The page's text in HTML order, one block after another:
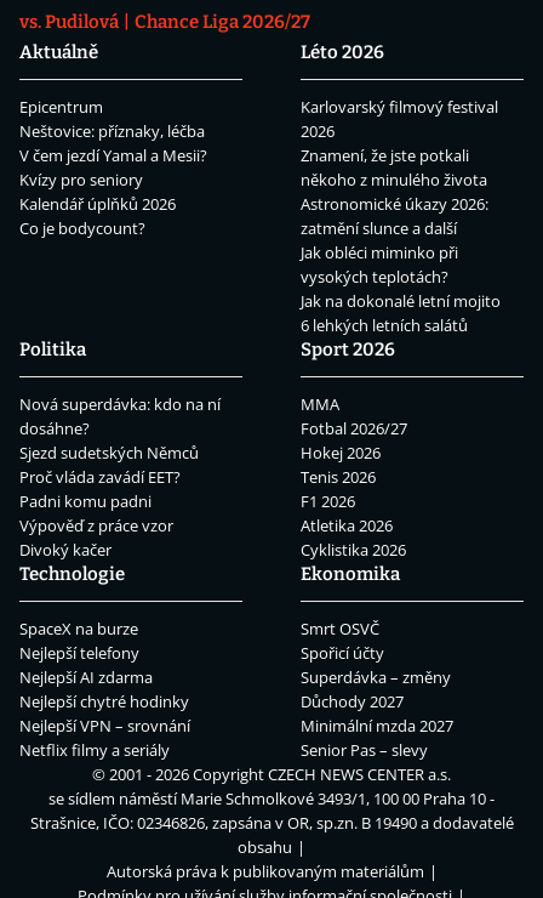
vs. Pudilová
Chance Liga 2026/27
Aktuálně
Epicentrum
Neštovice: příznaky, léčba
V čem jezdí Yamal a Mesii?
Kvízy pro seniory
Kalendář úplňků 2026
Co je bodycount?
Léto 2026
Karlovarský filmový festival
2026
Znamení, že jste potkali
někoho z minulého života
Astronomické úkazy 2026:
zatmění slunce a další
Jak obléci miminko při
vysokých teplotách?
Jak na dokonalé letní mojito
6 lehkých letních salátů
Politika
Nová superdávka: kdo na ní
dosáhne?
Sjezd sudetských Němců
Proč vláda zavádí EET?
Padni komu padni
Výpověď z práce vzor
Divoký kačer
Sport 2026
MMA
Fotbal 2026/27
Hokej 2026
Tenis 2026
F1 2026
Atletika 2026
Cyklistika 2026
Technologie
SpaceX na burze
Nejlepší telefony
Nejlepší AI zdarma
Nejlepší chytré hodinky
Nejlepší VPN – srovnání
Netflix filmy a seriály
Ekonomika
Smrt OSVČ
Spořicí účty
Superdávka – změny
Důchody 2027
Minimální mzda 2027
Senior Pas – slevy
© 2001 - 2026 CopyrightCZECH NEWS CENTER a.s.
se sídlem náměstí Marie Schmolkové 3493/1, 100 00 Praha 10 -
Strašnice, IČO: 02346826, zapsána v OR, sp.zn. B 19490 a dodavatelé
obsahu
Autorská práva k publikovaným materiálům